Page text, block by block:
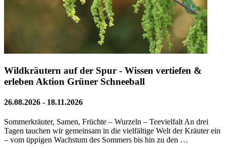
Wildkräutern auf der Spur - Wissen vertiefen &
erleben Aktion Grüner Schneeball
26.08.2026 - 18.11.2026
Sommerkräuter, Samen, Früchte – Wurzeln – Teevielfalt An drei
Tagen tauchen wir gemeinsam in die vielfältige Welt der Kräuter ein
– vom üppigen Wachstum des Sommers bis hin zu den …